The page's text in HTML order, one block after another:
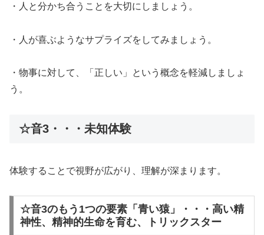
・人と分かち合うことを大切にしましょう。
・人が喜ぶようなサプライズをしてみましょう。
・物事に対して、「正しい」という概念を軽減しましょ
う。
☆音3・・・未知体験
体験することで視野が広がり、理解が深まります。
☆音3のもう1つの要素「青い猿」・・・高い精
神性、精神的生命を育む、トリックスター